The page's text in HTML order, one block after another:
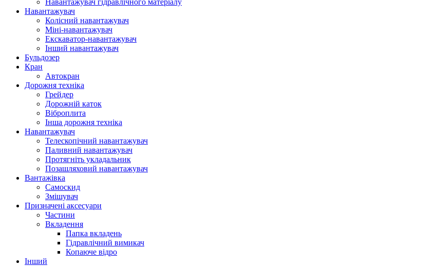
Навантажувач
Колісний навантажувач
Міні-навантажувач
Екскаватор-навантажувач
Інший навантажувач
Бульдозер
Кран
Автокран
Дорожня техніка
Грейдер
Дорожній каток
Віброплита
Інша дорожня техніка
Навантажувач
Телескопічний навантажувач
Паливний навантажувач
Протягніть укладальник
Позашляховий навантажувач
Вантажівка
Самоскид
Змішувач
Призначені аксесуари
Частини
Вкладення
Папка вкладень
Гідравлічний вимикач
Копаюче відро
Інший